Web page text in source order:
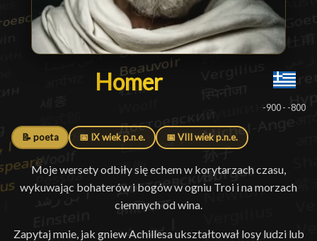
Homer
Homer█
-900 - -800
📝 poeta 📅 IX wiek p.n.e. 📅 VIII wiek p.n.e.
Moje wersety odbiły się echem w korytarzach czasu,
wykuwając bohaterów i bogów w ogniu Troi i na morzach
ciemnych od wina.
Zapytaj mnie, jak gniew Achillesa ukształtował losy ludzi lub